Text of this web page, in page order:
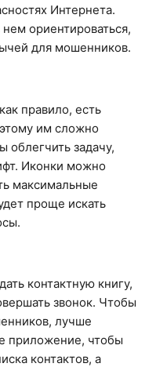
Интернета.
ориентироваться,
для мошенников.
правило, есть
им сложно
облегчить задачу,
Иконки можно
максимальные
проще искать
контактную книгу,
звонок. Чтобы
лучше
приложение, чтобы
контактов, а